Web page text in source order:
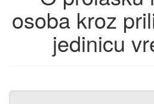
osoba kroz
jedinicu